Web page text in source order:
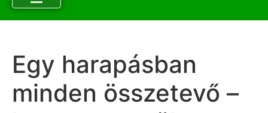
Egy harapásban
minden összetevő –